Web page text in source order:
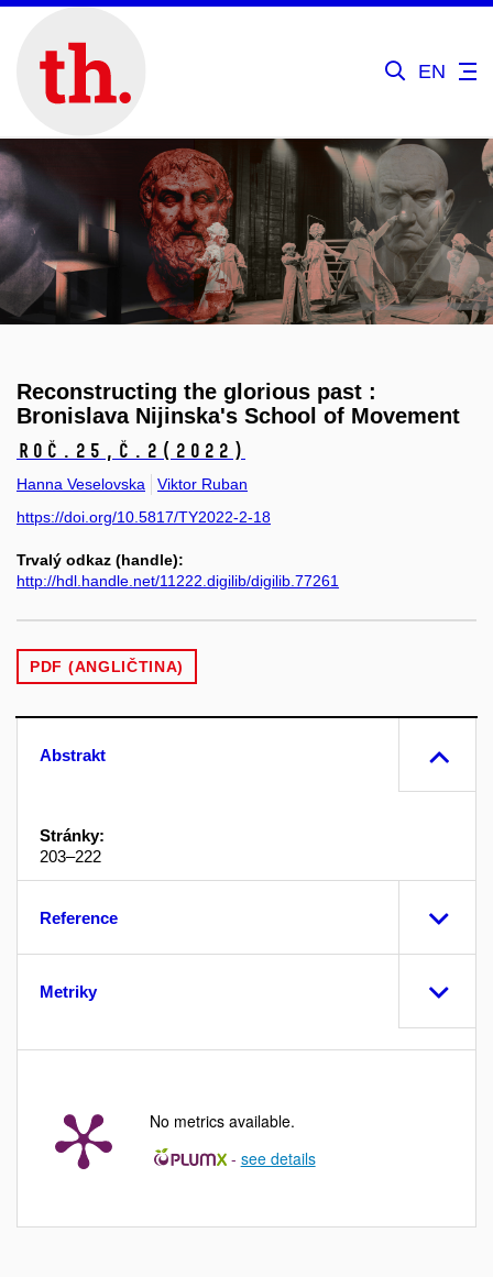
EN
Reconstructing the glorious past :
Bronislava Nijinska's School of Movement
Roč.25, č.2 (2022)
Hanna Veselovska
Viktor Ruban
https://doi.org/10.5817/TY2022-2-18
Trvalý odkaz (handle):
http://hdl.handle.net/11222.digilib/digilib.77261
PDF (ANGLIČTINA)
Abstrakt
Stránky:
203–222
Reference
Metriky
No metrics available.
- see details